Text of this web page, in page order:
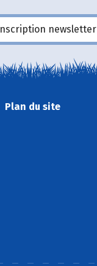
Inscription newsletter
Plan du site